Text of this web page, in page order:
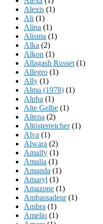
Alexis (1)
Ali (1)
Alina (1)
Alisma (1)
Alka (2)
Alkon (1)
Allagash Russet (1)
Allegro (1)
Ally (1)
Alma (1978) (1)
Alpha (1)
Alte Gelbe (1)
Altena (2)
Altösterreicher(1)
Alva (1)
Alwara (2)
Amalfy (1)
Amalia (1)
Amanda (1)
Amaryl (1)
Amazone (1)
Ambassadeur(1)
Ambra (1)
Amelio (1)